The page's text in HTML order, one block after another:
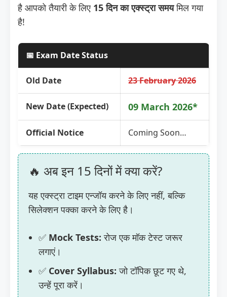
है आपको तैयारी के लिए 15 दिन का एक्स्ट्रा समयमिल गया
है!
📅 Exam Date Status
Old Date 23 February 2026
New Date (Expected) 09 March 2026*
Official Notice Coming Soon…
🔥 अब इन 15 दिनों में क्या करें?
यह एक्स्ट्रा टाइम एन्जॉय करने के लिए नहीं, बल्कि
सिलेक्शन पक्का करने के लिए है।
✅ Mock Tests: रोज एक मॉक टेस्ट जरूर
लगाएं।
✅ Cover Syllabus: जो टॉपिक छूट गए थे,
उन्हें पूरा करें।